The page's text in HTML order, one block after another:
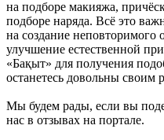
на подборе макияжа,
подборе наряда. Всё это
на создание неповторимого
улучшение естественной
«Бақыт» для получения
останетесь довольны своим
Мы будем рады, если вы
нас в отзывах на портале.